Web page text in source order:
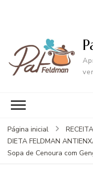
Página inicial
DIETA FELDMAN
Sopa de Cenoura com